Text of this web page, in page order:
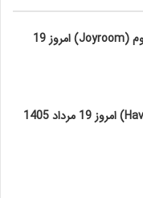
قیمت پاور بانک جوی روم (Joyroom) امروز 19